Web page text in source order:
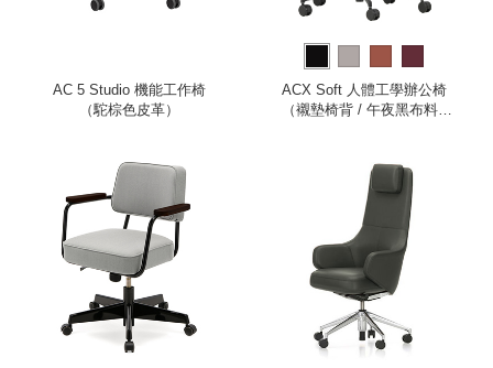
AC 5 Studio 機能工作椅
（駝棕色皮革）
ACX Soft 人體工學辦公椅
（襯墊椅背 / 午夜黑布料 /